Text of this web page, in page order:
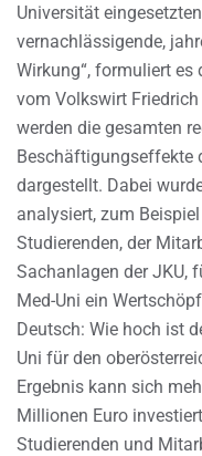
Universität
vernachlässigende,
Wirkung“, formuliert es
vom Volkswirt
werden die gesamten
Beschäftigungseffekte
dargestellt. Dabei
analysiert, zum
Studierenden, der
Sachanlagen der JKU,
Med-Uni ein
Deutsch: Wie hoch ist
Uni für den
Ergebnis kann sich
Millionen Euro
Studierenden und